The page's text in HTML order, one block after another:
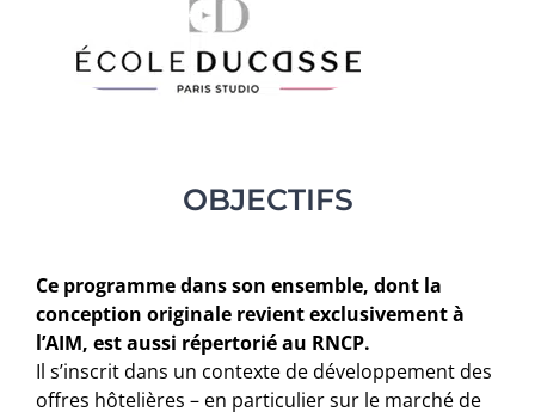
OBJECTIFS
Ce programme dans son ensemble, dont la
conception originale revient exclusivement à
l’AIM, est aussi répertorié au RNCP.
Il s’inscrit dans un contexte de développement des
offres hôtelières – en particulier sur le marché de